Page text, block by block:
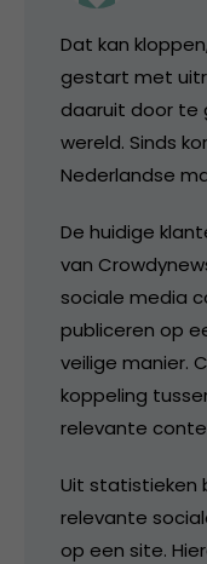
Dat kan
gestart met
daaruit door te
wereld. Sinds
Nederlandse
De huidige
van
sociale media
publiceren op
veilige manier.
koppeling
relevante
Uit statistieken
relevante
op een site.